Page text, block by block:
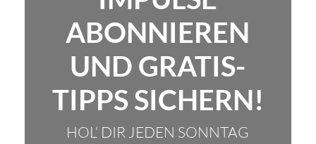
ABONNIEREN
UND GRATIS-
TIPPS SICHERN!
HOL‘ DIR JEDEN SONNTAG